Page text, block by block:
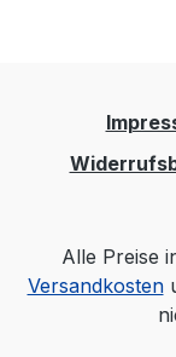
Alle Preise
Versandkosten